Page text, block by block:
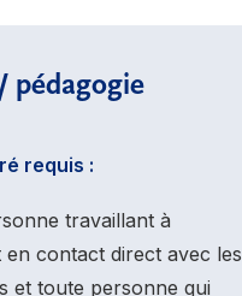
pédagogie
requis :
travaillant à
en contact direct avec les
et toute personne qui